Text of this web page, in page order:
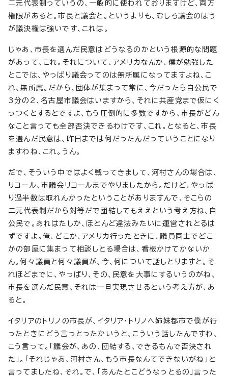
二元代表制っていうの、一般的に使われておりますけど、両方
権限があると。市長と議会と。というよりも、むしろ議会のほう
が議決権は強いです、これは。
じゃあ、市長を選んだ民意はどうなるのかという根源的な問題
があって、これ。それについて、アメリカなんか、僕が勉強した
とこでは、やっぱり議会ってのは無所属になってますよね、こ
れ、無所属。だから、団体が集まって常に、今だったら自公民で
3分の2、名古屋市議会はいますから、それに共産党まで仮にく
っつくとするとですよ、もう圧倒的に多数ですから、市長がどん
なこと言っても全部否決できるわけです、これ。となると、市長
を選んだ民意は、昨日までは何だったんだっていうことになり
ますわね、これ。うん。
だで、そういう中ではよく戦ってきまして、河村さんの場合は、
リコール、市議会リコールまでやりましたから。だけど、やっぱ
り過半数は取れんかったということがありますんで、そこらの
二元代表制だから対等だで団結してもええという考え方ね、自
公民で。あれはたしか、ほとんど違法みたいに運営されとるは
ずですよ。俺、どこか、アメリカ行ったときに、議員同士でどこ
かの部屋に集まって相談しとる場合は、看板かけてかないか
ん。何々議員と何々議員が、今、何について話しとりますと。そ
れほどまでに、やっぱり、その、民意を大事にするいうのがね、
市長を選んだ民意、それは一旦実現させるという考え方が、あ
ると。
イタリアのトリノの市長が、イタリア・トリノへ姉妹都市で僕が行
ったときにどう言っとったかいうと、こういう話したんですわ、
こう言って。「議会が、あの、団結する、できるもんで否決され
た」。「それじゃあ、河村さん、もう市長なんてできないがね」と
言ってましたね、それ。で、「あんたとこどうなっとるの」言った